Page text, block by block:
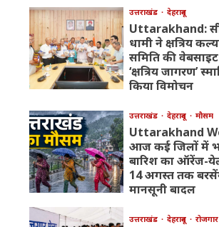
उत्तराखंड देहरादून
Uttarakhand:
धामी ने क्षत्रिय
समिति की
‘क्षत्रिय जागरण’
किया विमोचन
उत्तराखंड देहरादून मौसम
Uttarakhand
आज कई जिलों में
बारिश का ऑरेंज-
14 अगस्त तक
मानसूनी बादल
उत्तराखंड देहरादून रोजगार